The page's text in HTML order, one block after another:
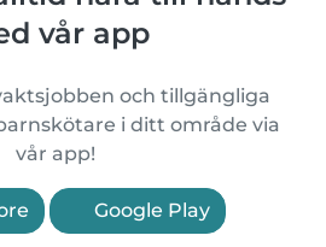
vår app
och tillgängliga
i ditt område via
vår app!
Google Play